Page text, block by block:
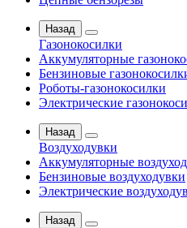
Назад
Газонокосилки
Аккумуляторные
Бензиновые
Роботы-газонокосилки
Электрические
Назад
Воздуходувки
Аккумуляторные
Бензиновые воздуходувки
Электрические
Назад